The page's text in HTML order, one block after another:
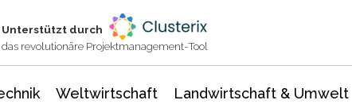
Unterstützt durch
das revolutionäre Projektmanagement-Tool
Weltwirtschaft Landwirtschaft & Umwelt